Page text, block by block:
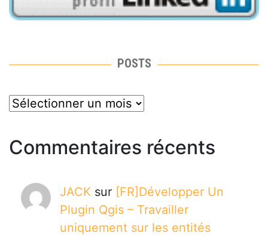
POSTS
posts
Commentaires récents
JACK sur [FR]Développer Un
Plugin Qgis – Travailler
uniquement sur les entités